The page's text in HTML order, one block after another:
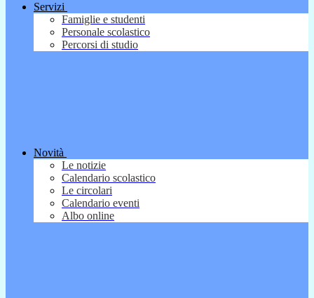
Servizi
Famiglie e studenti
Personale scolastico
Percorsi di studio
Novità
Le notizie
Calendario scolastico
Le circolari
Calendario eventi
Albo online